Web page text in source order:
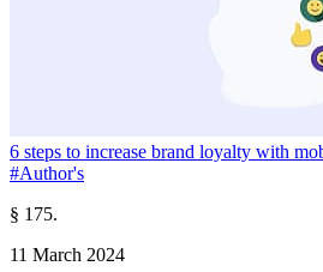
6 steps to increase brand loyalty with
#Author's
§ 175.
11 March 2024